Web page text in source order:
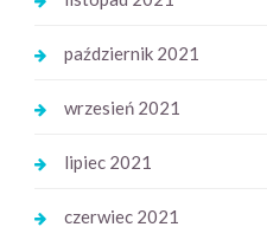
październik 2021
wrzesień 2021
lipiec 2021
czerwiec 2021